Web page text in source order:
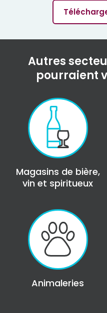
Autres
pourraient
Magasins de bière,
vin et spiritueux
Animaleries